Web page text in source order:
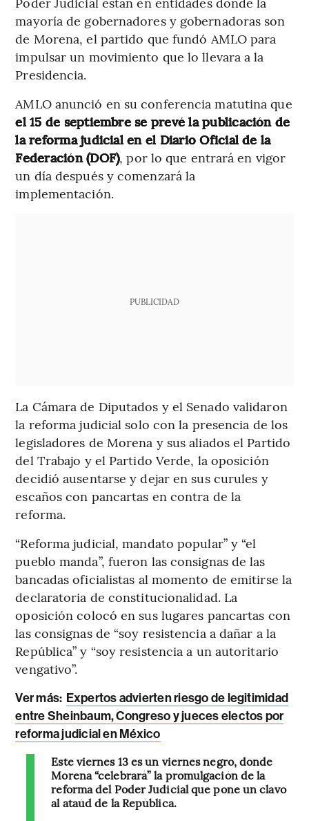
mayoría de gobernadores y gobernadoras son
de Morena, el partido que fundó AMLO para
impulsar un movimiento que lo llevara a la
Presidencia.
AMLO anunció en su conferencia matutina que
el 15 de septiembre se prevé la publicación de
la reforma judicial en el Diario Oficial de la
Federación (DOF), por lo que entrará en vigor
un día después y comenzará la
implementación.
PUBLICIDAD
La Cámara de Diputados y el Senado validaron
la reforma judicial solo con la presencia de los
legisladores de Morena y sus aliados el Partido
del Trabajo y el Partido Verde, la oposición
decidió ausentarse y dejar en sus curules y
escaños con pancartas en contra de la
reforma.
“Reforma judicial, mandato popular” y “el
pueblo manda”, fueron las consignas de las
bancadas oficialistas al momento de emitirse la
declaratoria de constitucionalidad. La
oposición colocó en sus lugares pancartas con
las consignas de “soy resistencia a dañar a la
República” y “soy resistencia a un autoritario
vengativo”.
Ver más: Expertos advierten riesgo de legitimidad
entre Sheinbaum, Congreso y jueces electos por
reforma judicial en México
Este viernes 13 es un viernes negro, donde
Morena “celebrará” la promulgación de la
reforma del Poder Judicial que pone un clavo
al ataúd de la República.